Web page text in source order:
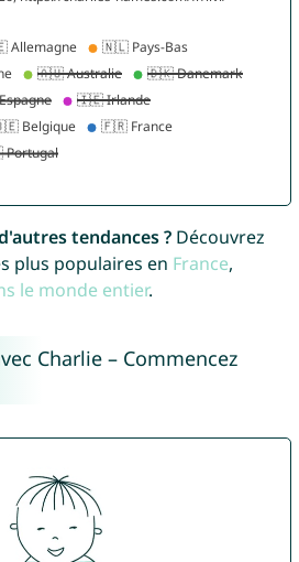
tendances ?Découvrez
plus populaires en France,
le monde entier.
Charlie – Commencez